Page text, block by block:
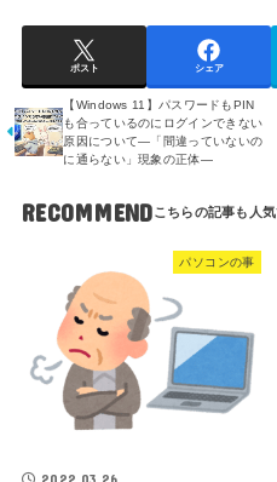
ポスト シェア
【Windows 11】パスワードもPIN
も合っているのにログインできない
原因について―「間違っていないの
に通らない」現象の正体―
RECOMMEND
パソコンの事